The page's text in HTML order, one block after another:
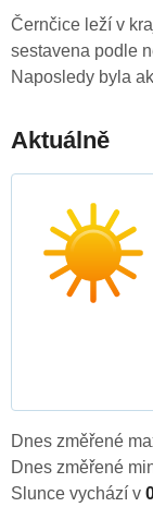
Černčice leží v
sestavena podle
Naposledy byla
Aktuálně
Dnes změřené
Dnes změřené
Slunce vychází v